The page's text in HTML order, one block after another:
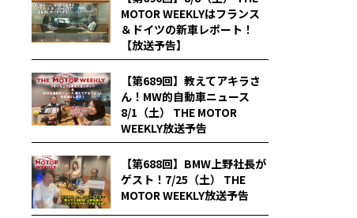
MOTOR WEEKLYはフランス
＆ドイツの新車レポート！
【放送予告】
【第689回】教えてアキラさ
ん！MW的自動車ニュース
8/1（土） THE MOTOR
WEEKLY放送予告
【第688回】BMW上野社長が
ゲスト！7/25（土） THE
MOTOR WEEKLY放送予告